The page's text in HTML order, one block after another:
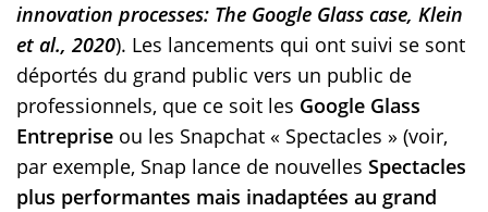
innovation processes: The Google Glass case, Klein
et al., 2020). Les lancements qui ont suivi se sont
déportés du grand public vers un public de
professionnels, que ce soit les Google Glass
Entreprise ou les Snapchat « Spectacles » (voir,
par exemple, Snap lance de nouvelles Spectacles
plus performantes mais inadaptées au grand